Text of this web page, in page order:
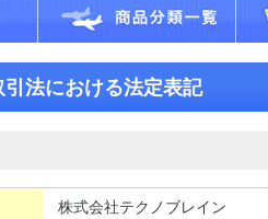
法における法定表記
株式会社テクノブレイン